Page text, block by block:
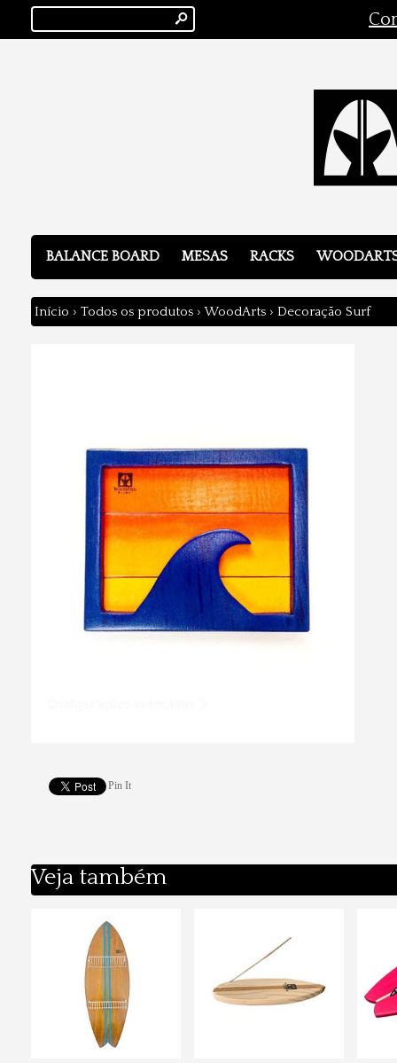
s
BALANCE BOARD MESAS RACKS
Início › Todos os produtos › WoodArts › Decoração Surf
Pin It
Veja também